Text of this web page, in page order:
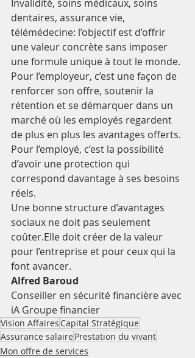
Invalidité, soins médicaux, soins
dentaires, assurance vie,
télémédecine: l’objectif est d’offrir
une valeur concrète sans imposer
une formule unique à tout le monde.
Pour l’employeur, c’est une façon de
renforcer son offre, soutenir la
rétention et se démarquer dans un
marché où les employés regardent
de plus en plus les avantages offerts.
Pour l’employé, c’est la possibilité
d’avoir une protection qui
correspond davantage à ses besoins
réels.
Une bonne structure d’avantages
sociaux ne doit pas seulement
coûter.Elle doit créer de la valeur
pour l’entreprise et pour ceux qui la
font avancer.
Alfred Baroud
Conseiller en sécurité financière avec
iA Groupe financier
Vision Affaires Capital Stratégique
Assurance salairePrestation du vivant
Mon offre de services